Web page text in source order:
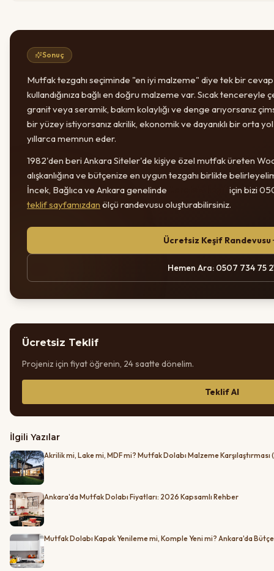
Sonuç
Mutfak tezgahı seçiminde "en iyi malzeme" diye tek bir cevap
kullandığınıza bağlı en doğru malzeme var. Sıcak tencereyle
granit veya seramik, bakım kolaylığı ve denge arıyorsanız
bir yüzey istiyorsanız akrilik, ekonomik ve dayanıklı bir orta
yıllarca memnun eder.
1982'den beri Ankara Siteler'de kişiye özel mutfak üreten
alışkanlığına ve bütçenize en uygun tezgahı birlikte
İncek, Bağlıca ve Ankara genelinde
için bizi
teklif sayfamızdan ölçü randevusu oluşturabilirsiniz.
Ücretsiz Keşif Randevusu
Hemen Ara: 0507 734 75
Ücretsiz Teklif
Projeniz için fiyat öğrenin, 24 saatte dönelim.
Teklif Al
İlgili Yazılar
Akrilik mi, Lake mi, MDF mi? Mutfak Dolabı Malzeme
Ankara'da Mutfak Dolabı Fiyatları: 2026 Kapsamlı Rehber
Mutfak Dolabı Kapak Yenileme mi, Komple Yeni mi? Ankara'da Bütçe